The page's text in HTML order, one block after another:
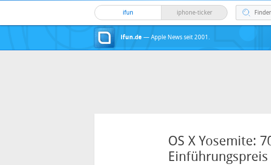
ifun iphone-ticker
ifun.de — Apple News seit 2001.
OS X Yosemite:
Einführungspreis